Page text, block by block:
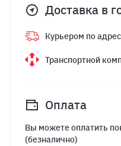
Доставка в
Курьером по
Транспортной
Оплата
Вы можете оплатить
(безналично)